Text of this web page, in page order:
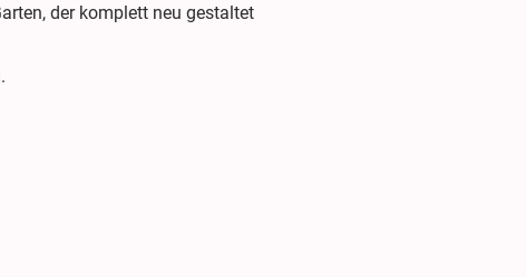
der komplett neu gestaltet